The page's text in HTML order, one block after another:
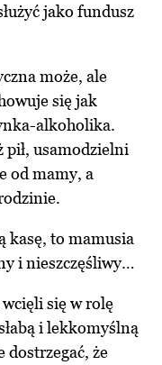
jako fundusz
może, ale
się jak
alkoholika.
pił, usamodzielni
od mamy, a
kasę, to mamusia
i nieszczęśliwy…
się w rolę
i lekkomyślną
dostrzegać, że